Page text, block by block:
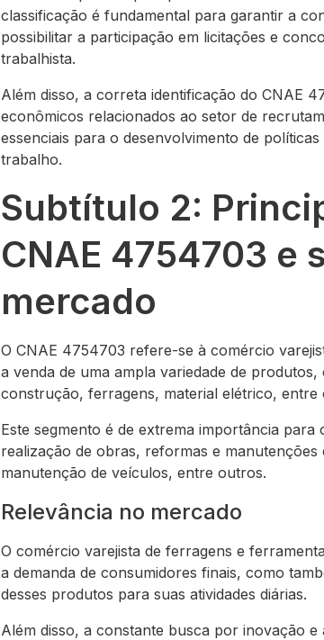
classificação é fundamental para garantir a
possibilitar a participação em licitações e
trabalhista.
Além disso, a correta identificação do CNAE
econômicos relacionados ao setor de
essenciais para o desenvolvimento de
trabalho.
Subtítulo 2:
CNAE 4754703 e
mercado
O CNAE 4754703 refere-se à comércio
a venda de uma ampla variedade de
construção, ferragens, material elétrico, entre
Este segmento é de extrema importância
realização de obras, reformas e
manutenção de veículos, entre outros.
Relevância no mercado
O comércio varejista de ferragens e
a demanda de consumidores finais, como
desses produtos para suas atividades diárias.
Além disso, a constante busca por inovação